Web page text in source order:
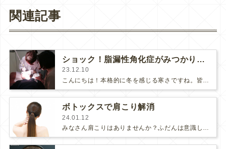
関連記事
ショック！脂漏性角化症がみつかりました
23.12.10
こんにちは！本格的に冬を感じる寒さですね。皆様体調を崩されていないでしょうか？さて、タイトルにもある通り私の顔に『脂漏性角化症…
ボトックスで肩こり解消
24.01.12
みなさん肩こりはありませんか？ふだんは意識していないかもしれませんが、頭の重さは5～6キロもあります。そんな重い頭を支えているが、…